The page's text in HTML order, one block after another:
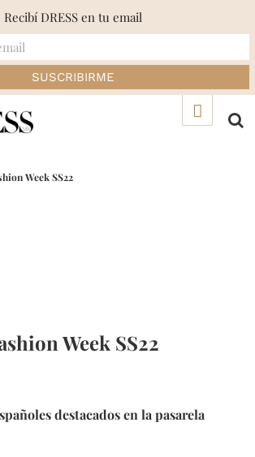
Week SS22
Week SS22
destacados en la pasarela
Recibí DRESS en tu email